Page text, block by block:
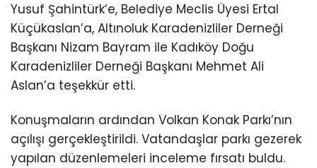
Yusuf Şahintürk’e, Belediye Meclis Üyesi Ertal
Küçükaslan’a, Altınoluk Karadenizliler Derneği
Başkanı Nizam Bayram ile Kadıköy Doğu
Karadenizliler Derneği Başkanı Mehmet Ali
Aslan’a teşekkür etti.
Konuşmaların ardından Volkan Konak Parkı’nın
açılışı gerçekleştirildi. Vatandaşlar parkı gezerek
yapılan düzenlemeleri inceleme fırsatı buldu.